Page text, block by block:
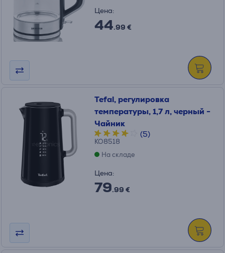
Цена:
44.99 €
Tefal, pегулировка
температуры, 1,7 л, черный -
Чайник
(5)
KO8518
На складе
Цена:
79.99 €